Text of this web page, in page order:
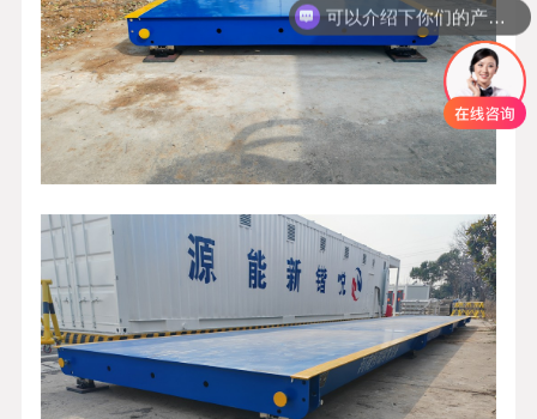
可以介绍下你们的产品么？